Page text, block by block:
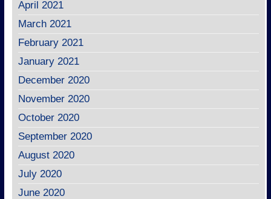
April 2021
March 2021
February 2021
January 2021
December 2020
November 2020
October 2020
September 2020
August 2020
July 2020
June 2020